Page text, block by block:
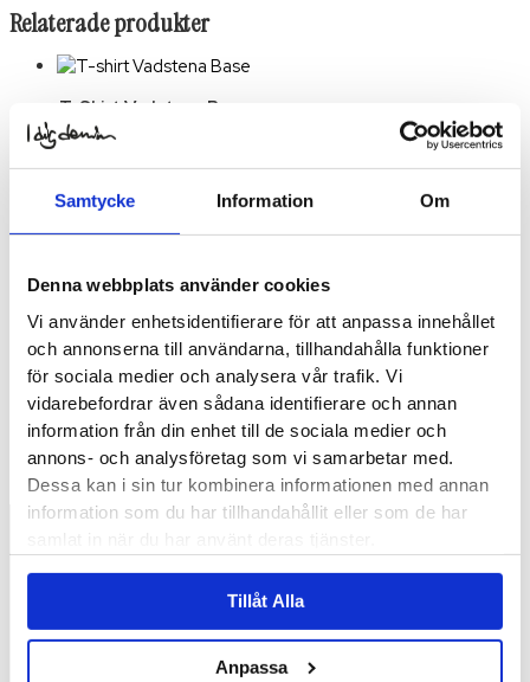
Samtycke Information Om
Denna webbplats använder cookies
Vi använder enhetsidentifierare för att anpassa innehållet
och annonserna till användarna, tillhandahålla funktioner
för sociala medier och analysera vår trafik. Vi
vidarebefordrar även sådana identifierare och annan
information från din enhet till de sociala medier och
annons- och analysföretag som vi samarbetar med.
Dessa kan i sin tur kombinera informationen med annan
information som du har tillhandahållit eller som de har
Tillåt Alla
Anpassa
Relaterade produkter
T-Shirt Vadstena Base
239.20
varianter. De olika
lager
Nikko Denim Bag
519.20SEK
Välj
Alternativ
Den här
produkten har flera
varianter. De olika
alternativen kan väljas på
produktsidan
Kontakta oss